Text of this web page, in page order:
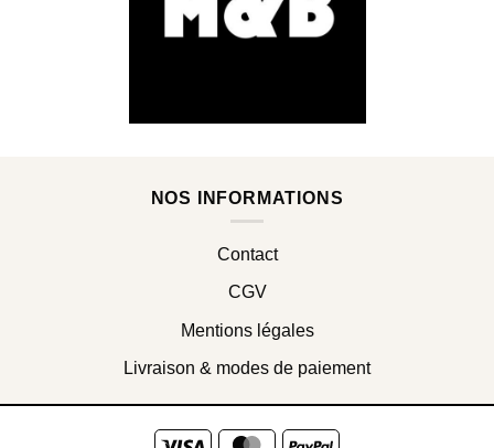
NOS INFORMATIONS
Contact
CGV
Mentions légales
Livraison & modes de paiement
Visa MasterCardPayPal